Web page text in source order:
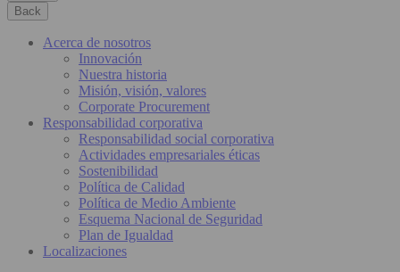
Back
Acerca de nosotros
Innovación
Nuestra historia
Misión, visión, valores
Corporate Procurement
Responsabilidad corporativa
Responsabilidad social corporativa
Actividades empresariales éticas
Sostenibilidad
Política de Calidad
Política de Medio Ambiente
Esquema Nacional de Seguridad
Plan de Igualdad
Localizaciones